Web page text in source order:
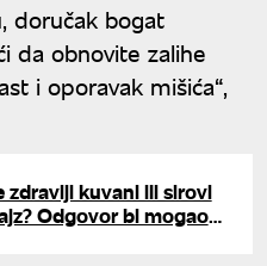
doručak bogat
da obnovite zalihe
i oporavak mišića“,
zdraviji kuvani ili sirovi
Odgovor bi mogao